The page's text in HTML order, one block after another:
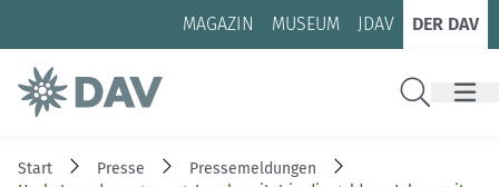
Zum Inhalt
Zur Footer-Navigation
MAGAZIN MUSEUM JDAV DER DAV
Start Presse
Pressemeldungen